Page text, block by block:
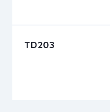
TD203